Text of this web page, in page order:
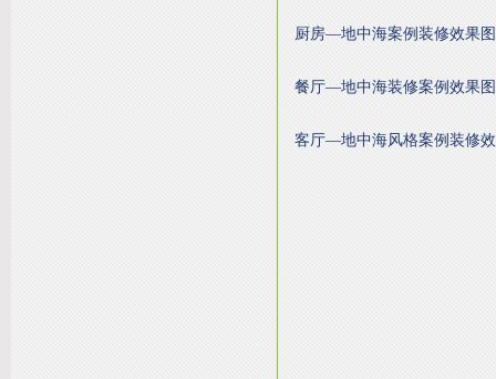
厨房—地中海案例装修效果图
餐厅—地中海装修案例效果图
客厅—地中海风格案例装修